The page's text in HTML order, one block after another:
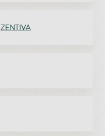
ZENTIVA